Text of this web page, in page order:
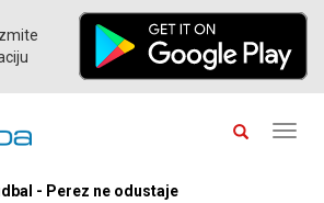
- Perez ne odustaje